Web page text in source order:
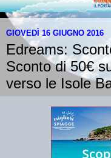
GIOVEDÌ 16 GIUGNO 2016
Edreams:
Sconto di 50€
verso le Isole